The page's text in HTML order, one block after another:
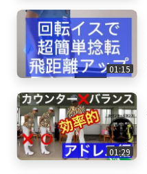
01:15
01:29